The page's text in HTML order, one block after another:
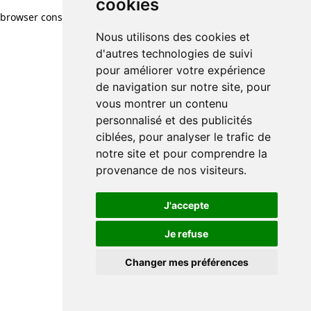
cookies
Nous utilisons des cookies et
d'autres technologies de suivi
pour améliorer votre expérience
de navigation sur notre site, pour
vous montrer un contenu
personnalisé et des publicités
ciblées, pour analyser le trafic de
notre site et pour comprendre la
provenance de nos visiteurs.
J'accepte
Je refuse
Changer mes préférences
browser console for more information)